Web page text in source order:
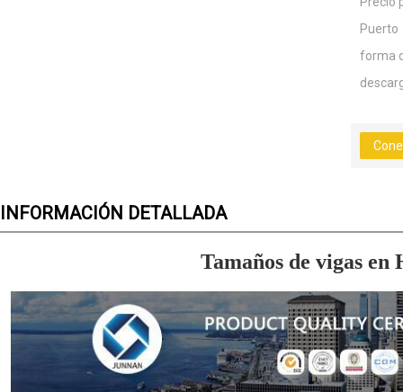
Puerto
forma
INFORMACIÓN DETALLADA
Tamaños de vigas